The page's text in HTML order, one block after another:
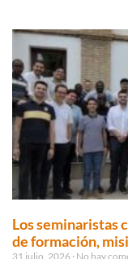
Los seminaristas
de formación,
31 julio, 2026 No hay